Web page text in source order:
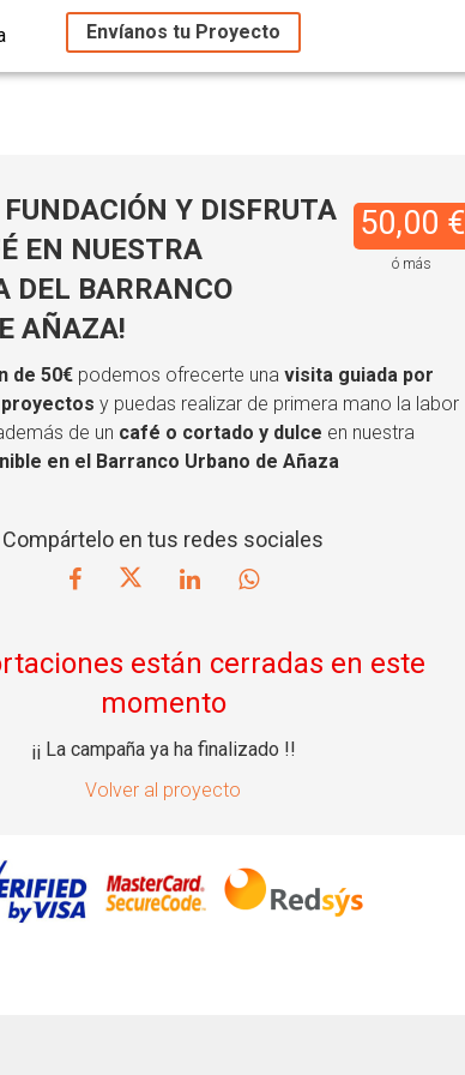
Envíanos tu Proyecto
50,00 €
ó más
Y DISFRUTA
EN NUESTRA
DEL BARRANCO
AÑAZA!
de 50€podemos ofrecerte una visita guiada por
y puedas realizar de primera mano la labor
de un café o cortado y dulce en nuestra
en el Barranco Urbano de Añaza
Compártelo en tus redes sociales
están cerradas en este
momento
¡¡ La campaña ya ha finalizado !!
Volver al proyecto